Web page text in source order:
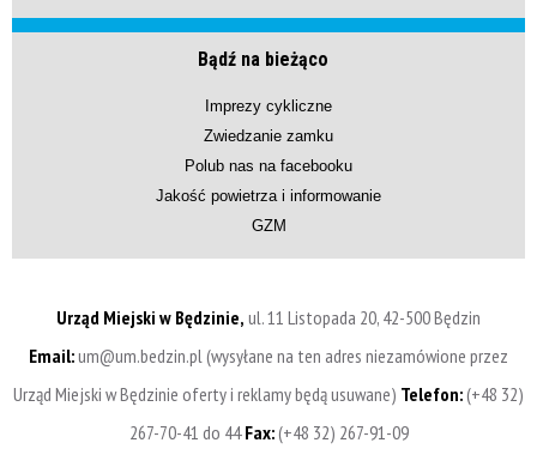
Bądź na bieżąco
Imprezy cykliczne
Zwiedzanie zamku
Polub nas na facebooku
Jakość powietrza i informowanie
GZM
Urząd Miejski w Będzinie, ul. 11 Listopada 20, 42-500 Będzin
Email:um@um.bedzin.pl (wysyłane na ten adres niezamówione przez
Urząd Miejski w Będzinie oferty i reklamy będą usuwane) Telefon:(+48 32)
267-70-41 do 44Fax:(+48 32) 267-91-09